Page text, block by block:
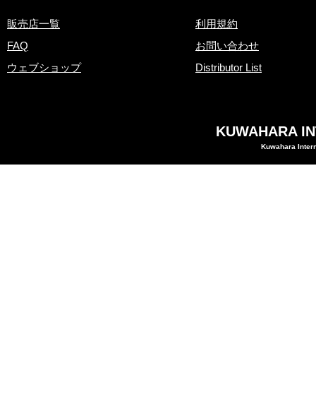
販売店一覧
FAQ
ウェブショップ
利用規約
お問い合わせ
Distributor List
Kuwahara
KUWAHARA